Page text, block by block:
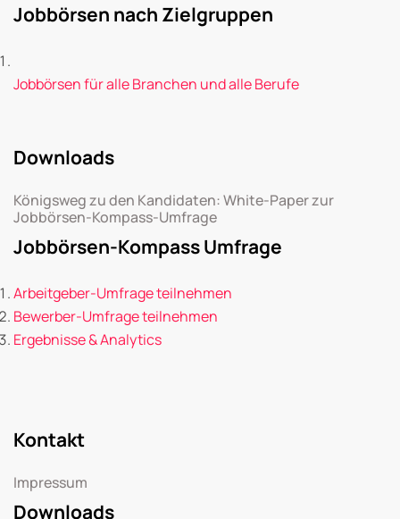
Jobbörsen nach Zielgruppen
Jobbörsen für alle Branchen und alle Berufe
Downloads
Königsweg zu den Kandidaten: White-Paper zur
Jobbörsen-Kompass-Umfrage
Jobbörsen-Kompass Umfrage
Arbeitgeber-Umfrage teilnehmen
Bewerber-Umfrage teilnehmen
Ergebnisse & Analytics
Kontakt
Impressum
Downloads